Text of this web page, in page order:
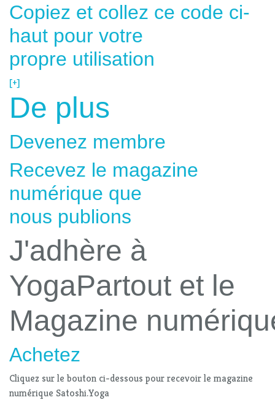
Copiez et collez ce code ci-
haut pour votre
propre utilisation
[+]
De plus
Devenez membre
Recevez le magazine
numérique que
nous publions
J'adhère à
YogaPartout et le
Magazine
Achetez
Cliquez sur le bouton ci-dessous pour recevoir le magazine
numérique Satoshi.Yoga